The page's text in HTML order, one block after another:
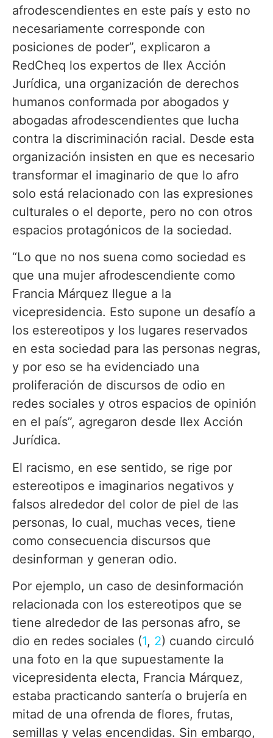
afrodescendientes en este país y esto no
necesariamente corresponde con
posiciones de poder”, explicaron a
RedCheq los expertos de Ilex Acción
Jurídica, una organización de derechos
humanos conformada por abogados y
abogadas afrodescendientes que lucha
contra la discriminación racial. Desde esta
organización insisten en que es necesario
transformar el imaginario de que lo afro
solo está relacionado con las expresiones
culturales o el deporte, pero no con otros
espacios protagónicos de la sociedad.
“Lo que no nos suena como sociedad es
que una mujer afrodescendiente como
Francia Márquez llegue a la
vicepresidencia. Esto supone un desafío a
los estereotipos y los lugares reservados
en esta sociedad para las personas negras,
y por eso se ha evidenciado una
proliferación de discursos de odio en
redes sociales y otros espacios de opinión
en el país”, agregaron desde Ilex Acción
Jurídica.
El racismo, en ese sentido, se rige por
estereotipos e imaginarios negativos y
falsos alrededor del color de piel de las
personas, lo cual, muchas veces, tiene
como consecuencia discursos que
desinforman y generan odio.
Por ejemplo, un caso de desinformación
relacionada con los estereotipos que se
tiene alrededor de las personas afro, se
dio en redes sociales (1, 2) cuando circuló
una foto en la que supuestamente la
vicepresidenta electa, Francia Márquez,
estaba practicando santería o brujería en
mitad de una ofrenda de flores, frutas,
semillas y velas encendidas. Sin embargo,